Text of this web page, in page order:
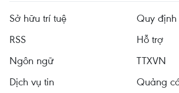
Sở hữu trí tuệ
Quy
RSS
Hỗ trợ
Ngôn ngữ
TTXVN
Dịch vụ tin
Quảng